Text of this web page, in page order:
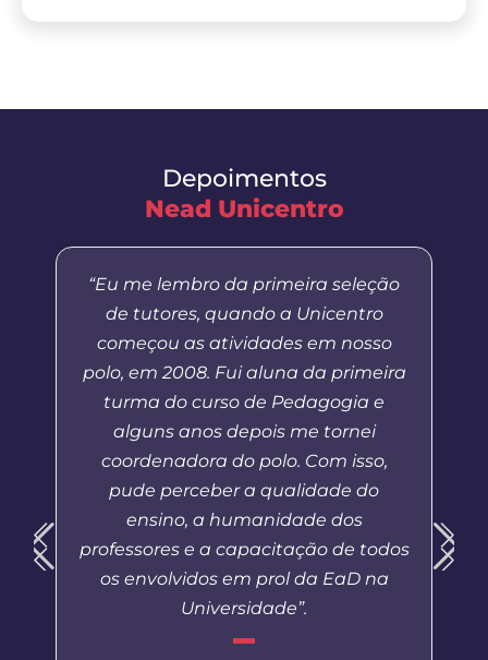
Depoimentos
Nead Unicentro
“Eu me lembro da primeira seleção
de tutores, quando a Unicentro
começou as atividades em nosso
polo, em 2008. Fui aluna da primeira
turma do curso de Pedagogia e
alguns anos depois me tornei
coordenadora do polo. Com isso,
pude perceber a qualidade do
ensino, a humanidade dos
professores e a capacitação de todos
os envolvidos em prol da EaD na
Universidade”.